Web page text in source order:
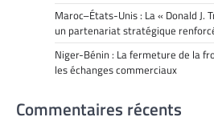
Maroc–États-Unis : La « Donald J.
un partenariat stratégique
Niger-Bénin : La fermeture de la
les échanges commerciaux
Commentaires récents